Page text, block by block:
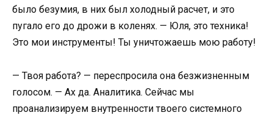
было безумия, в них был холодный расчет, и это
пугало его до дрожи в коленях. — Юля, это техника!
Это мои инструменты! Ты уничтожаешь мою работу!
— Твоя работа? — переспросила она безжизненным
голосом. — Ах да. Аналитика. Сейчас мы
проанализируем внутренности твоего системного